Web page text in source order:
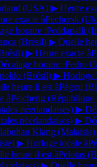
(USA) ▶ Heure
exacte àPechersk
horaire :Peddapalli
(Brésil) ▶ Quelle
▶ Heure exacte à
horaire :Pedro
(Brésil) ▶ Horloge
heure il est àPégou
àPeicheng (République
néerlandaises) ▶
néerlandaises) ▶
Klang (Malaisie)
▶ Horloge locale à
heure il est àPelotas